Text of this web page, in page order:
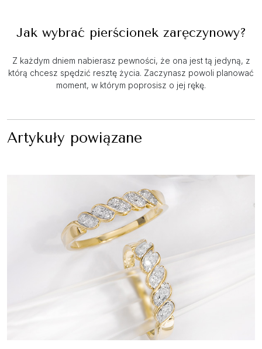
Jak wybrać pierścionek zaręczynowy?
Z każdym dniem nabierasz pewności, że ona jest tą jedyną, z
którą chcesz spędzić resztę życia. Zaczynasz powoli planować
moment, w którym poprosisz o jej rękę.
Artykuły powiązane